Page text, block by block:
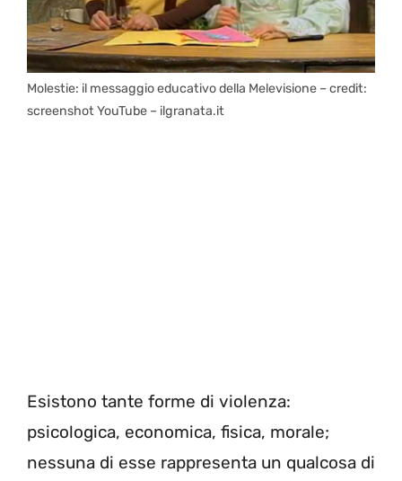
Molestie: il messaggio educativo della Melevisione – credit:
screenshot YouTube – ilgranata.it
Esistono tante forme di violenza:
psicologica, economica, fisica, morale;
nessuna di esse rappresenta un qualcosa di